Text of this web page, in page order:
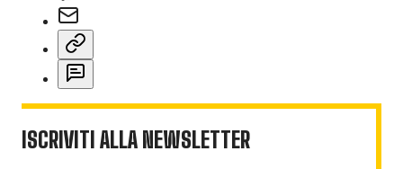
ISCRIVITI ALLA NEWSLETTER